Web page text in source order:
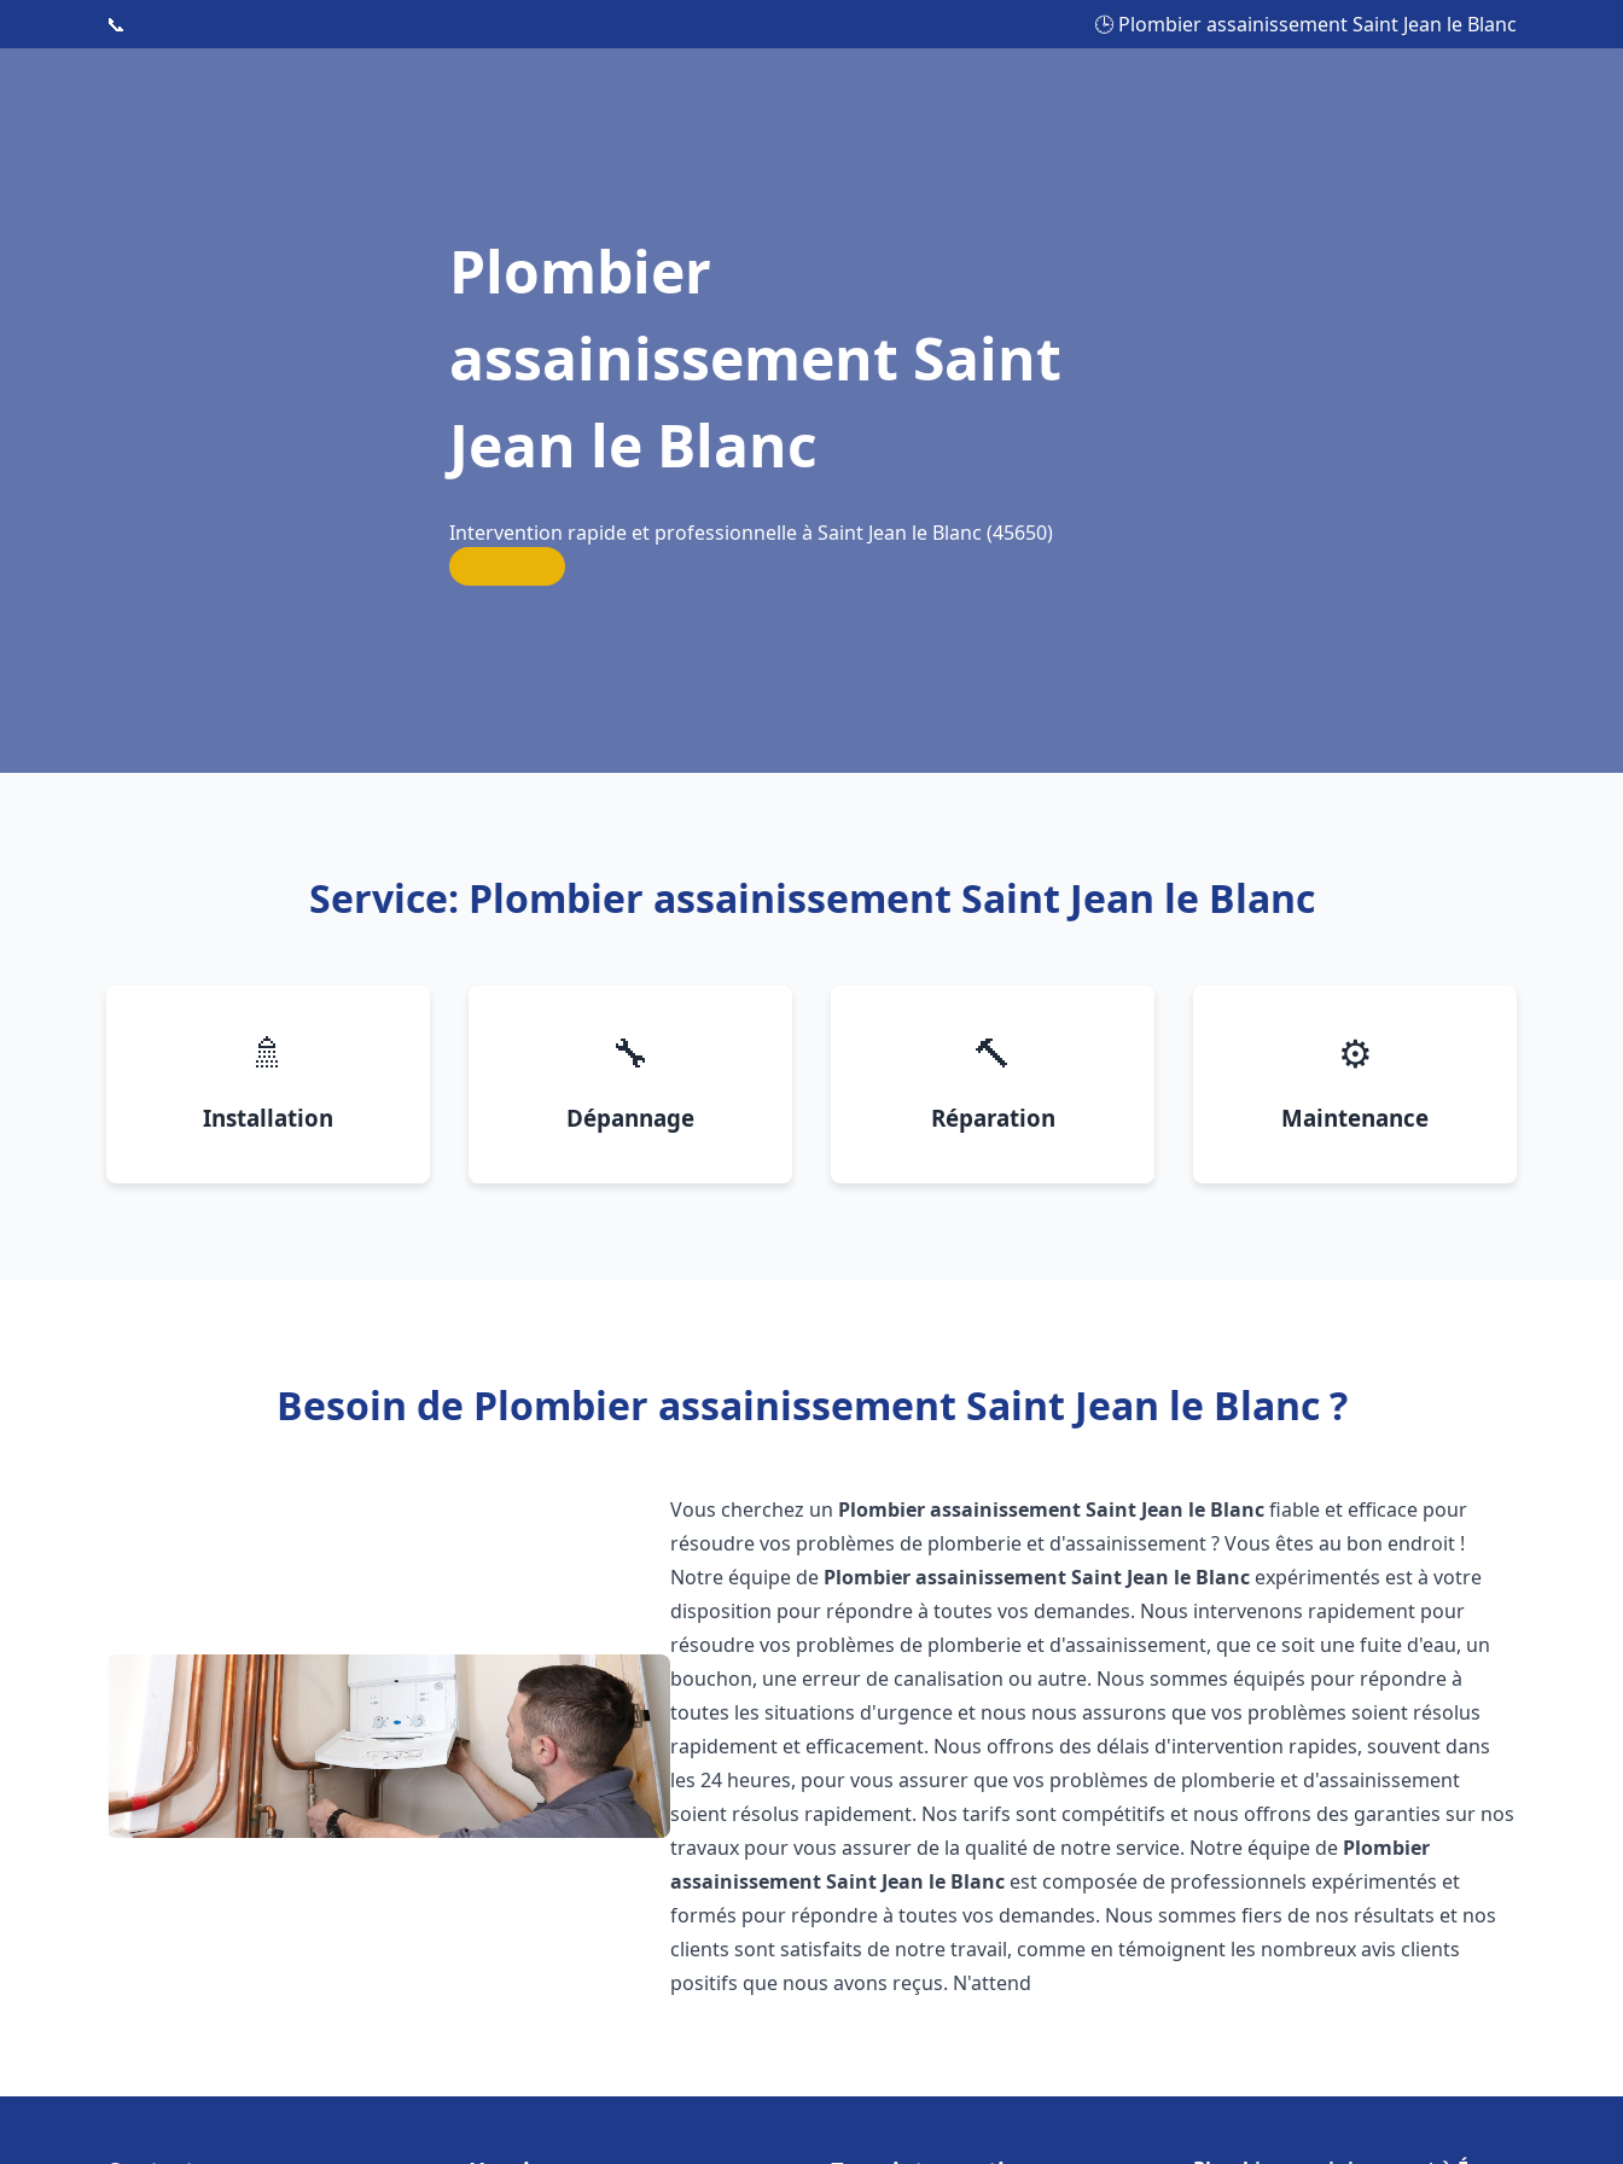
📞 🕒 Plombier assainissement Saint Jean le Blanc
Plombier
assainissement Saint
Jean le Blanc
Intervention rapide et professionnelle à Saint Jean le Blanc (45650)
Service: Plombier assainissement Saint Jean le Blanc
🚿
Installation
🔧
Dépannage
🔨
Réparation
⚙️
Maintenance
Besoin de Plombier assainissement Saint Jean le Blanc ?
Vous cherchez un Plombier assainissementSaint Jean le Blancfiable et efficace pour
résoudre vos problèmes de plomberie et d'assainissement ? Vous êtes au bon endroit !
Notre équipe de Plombier assainissementSaint Jean le Blanc expérimentés est à votre
disposition pour répondre à toutes vos demandes. Nous intervenons rapidement pour
résoudre vos problèmes de plomberie et d'assainissement, que ce soit une fuite d'eau, un
bouchon, une erreur de canalisation ou autre. Nous sommes équipés pour répondre à
toutes les situations d'urgence et nous nous assurons que vos problèmes soient résolus
rapidement et efficacement. Nous offrons des délais d'intervention rapides, souvent dans
les 24 heures, pour vous assurer que vos problèmes de plomberie et d'assainissement
soient résolus rapidement. Nos tarifs sont compétitifs et nous offrons des garanties sur nos
travaux pour vous assurer de la qualité de notre service. Notre équipe de Plombier
assainissementSaint Jean le Blanc est composée de professionnels expérimentés et
formés pour répondre à toutes vos demandes. Nous sommes fiers de nos résultats et nos
clients sont satisfaits de notre travail, comme en témoignent les nombreux avis clients
positifs que nous avons reçus. N'attend